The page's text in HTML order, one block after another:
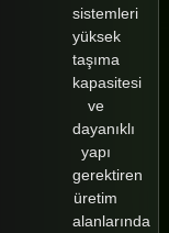
sistemleri
yüksek
taşıma
kapasitesi
ve
dayanıklı
yapı
gerektiren
üretim
alanlarında